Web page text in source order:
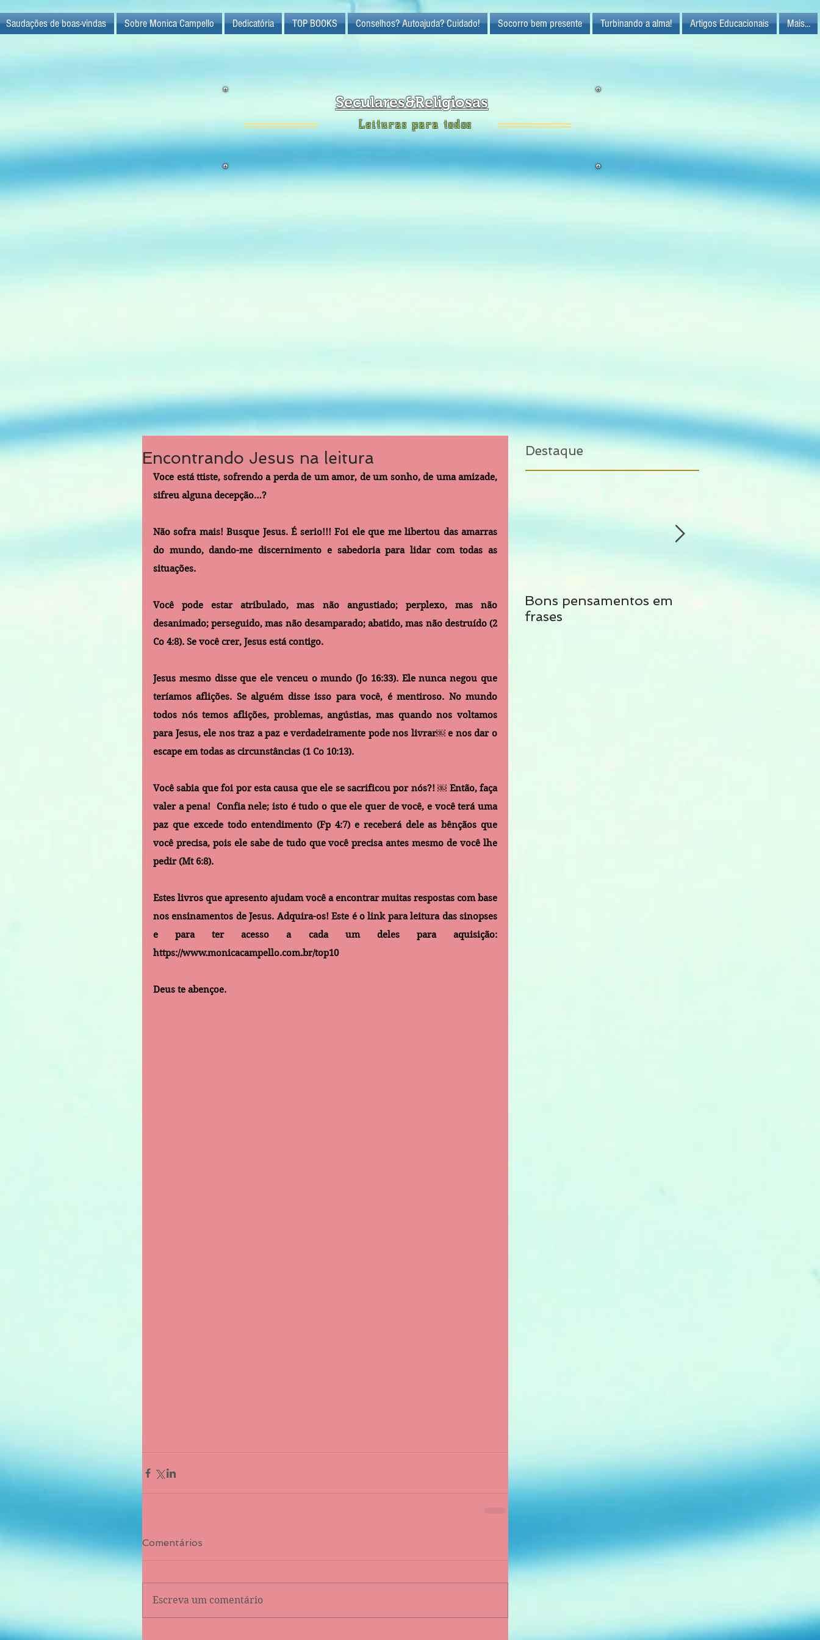
Saudações de boas-vindas Sobre Monica Campello Dedicatória TOP BOOKS Conselhos? Autoajuda? Cuidado! Socorro bem presente Turbinando a alma! Artigos Educacionais Mais...
Seculares&Religiosas
Leituras para todos
Encontrando Jesus na leitura
Voce está ttiste, sofrendo a perda de um amor, de um sonho, de uma amizade,
sifreu alguna decepção…?
Não sofra mais! Busque Jesus. É serio!!! Foi ele que me libertou das amarras
do mundo, dando-me discernimento e sabedoria para lidar com todas as
situações.
Você pode estar atribulado, mas não angustiado; perplexo, mas não
desanimado; perseguido, mas não desamparado; abatido, mas não destruído (2
Co 4:8). Se você crer, Jesus está contigo.
Jesus mesmo disse que ele venceu o mundo (Jo 16:33). Ele nunca negou que
teríamos aflições. Se alguém disse isso para você, é mentiroso. No mundo
todos nós temos aflições, problemas, angústias, mas quando nos voltamos
para Jesus, ele nos traz a paz e verdadeiramente pode nos livrar￼ e nos dar o
escape em todas as circunstâncias (1 Co 10:13).
Você sabia que foi por esta causa que ele se sacrificou por nós?! ￼ Então, faça
valer a pena!  Confia nele; isto é tudo o que ele quer de você, e você terá uma
paz que excede todo entendimento (Fp 4:7) e receberá dele as bênçãos que
você precisa, pois ele sabe de tudo que você precisa antes mesmo de você lhe
pedir (Mt 6:8).
Estes livros que apresento ajudam você a encontrar muitas respostas com base
nos ensinamentos de Jesus. Adquira-os! Este é o link para leitura das sinopses
https://www.monicacampello.com.br/top10
Deus te abençoe.
Comentários
Escreva um comentário
Destaque
Bons pensamentos em
frases